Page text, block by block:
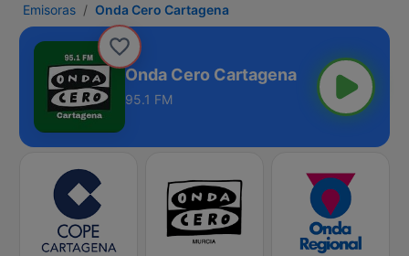
Emisoras Onda Cero Cartagena
Onda Cero Cartagena
95.1 FM